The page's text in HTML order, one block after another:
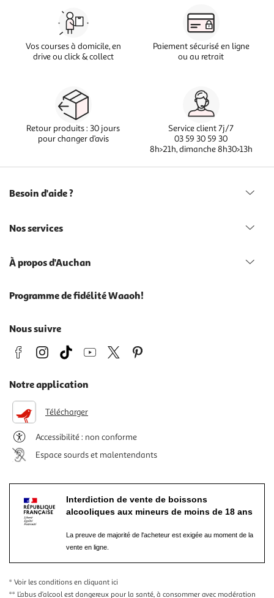
Vos courses à domicile, en
drive ou click & collect
Paiement sécurisé en ligne
ou au retrait
Retour produits : 30 jours
pour changer d’avis
Service client 7j/7
03 59 30 59 30
8h>21h, dimanche 8h30>13h
Besoin d'aide ?
Nos services
À propos d'Auchan
Programme de fidélité Waaoh!
Nous suivre
Notre application
Télécharger
Accessibilité : non conforme
Espace sourds et malentendants
Interdiction de vente de boissons
alcooliques aux mineurs de moins de 18 ans
La preuve de majorité de l'acheteur est exigée au moment de la
vente en ligne.
* Voir les conditions en cliquant ici
** L’abus d’alcool est dangereux pour la santé, à consommer avec modération